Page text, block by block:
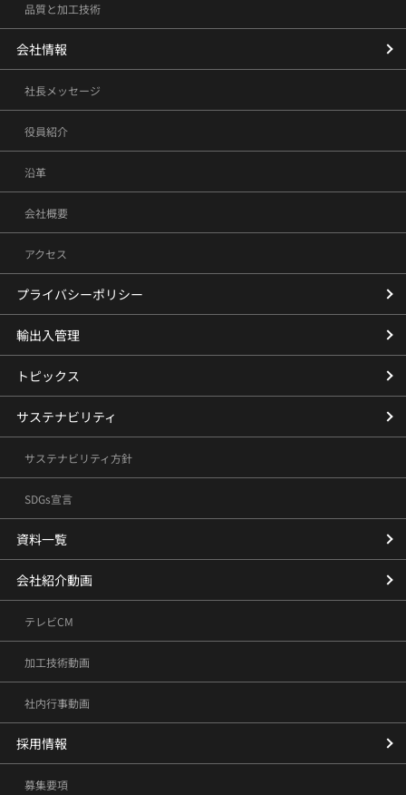
品質と加工技術
会社情報
社長メッセージ
役員紹介
沿革
会社概要
アクセス
プライバシーポリシー
輸出入管理
トピックス
サステナビリティ
サステナビリティ方針
SDGs宣言
資料一覧
会社紹介動画
テレビCM
加工技術動画
社内行事動画
採用情報
募集要項